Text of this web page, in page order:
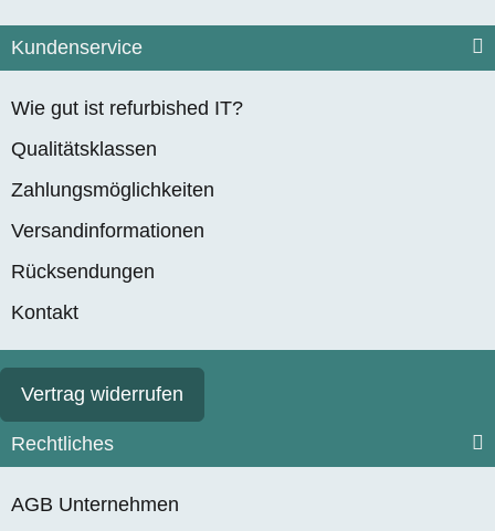
Kundenservice
Wie gut ist refurbished IT?
Qualitätsklassen
Zahlungsmöglichkeiten
Versandinformationen
Rücksendungen
Kontakt
Vertrag widerrufen
Rechtliches
AGB Unternehmen